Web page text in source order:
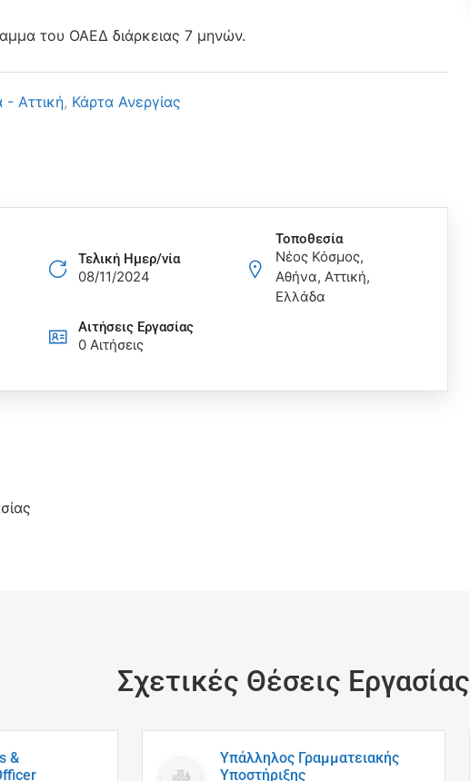
του ΟΑΕΔ διάρκειας 7 μηνών.
- Αττική, Κάρτα Ανεργίας
Τελική Ημερ/νία
08/11/2024
Τοποθεσία
Νέος Κόσμος,
Αθήνα, Αττική,
Ελλάδα
Αιτήσεις Eργασίας
0 Αιτήσεις
Σχετικές Θέσεις Εργασίας
&
Υπάλληλος Γραμματειακής
Υποστήριξης